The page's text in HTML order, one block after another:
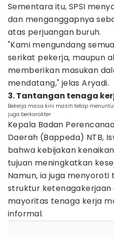
Sementara itu, SPSI
dan menganggapnya
atas perjuangan buruh.
"Kami mengundang
serikat pekerja, maupun
memberikan masukan
mendatang," jelas Aryadi.
3. Tantangan tenaga
Bekerja masa kini masih tetap
juga berkarakter
Kepala Badan
Daerah (Bappeda) NTB,
bahwa kebijakan
tujuan meningkatkan
Namun, ia juga
struktur ketenagakerjaan
mayoritas tenaga kerja
informal.